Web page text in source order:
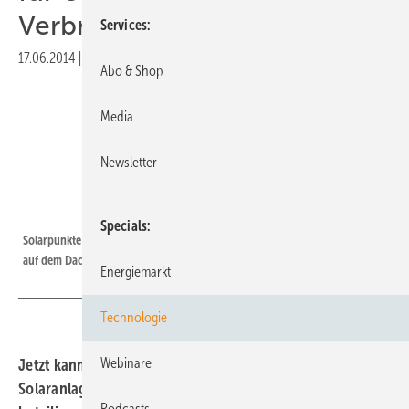
Verbraucher
17.06.2014
Solarpunkte GmbH | Die Jungunternehmer Tobias Höfle und Dennis Brünig
auf dem Dach des Winnicott-Instituts
Jetzt kann sich jeder ganz einfach an der Errichtung von
Solaranlagen auf gemeinnützigen Einrichtungen
Services
Abo & Shop
Media
Newsletter
Specials
Energiemarkt
Technologie
Webinare